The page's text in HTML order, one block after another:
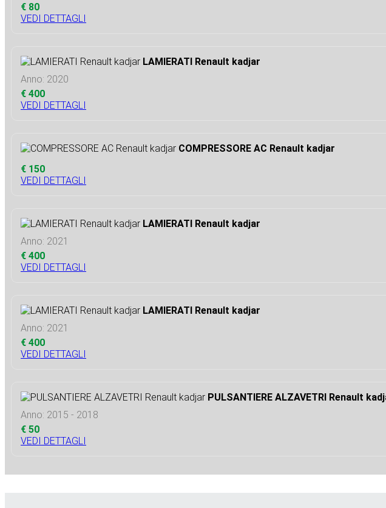
€ 80
VEDI DETTAGLI
LAMIERATI Renault kadjar
Anno: 2020
€ 400
VEDI DETTAGLI
COMPRESSORE AC Renault kadjar
€ 150
VEDI DETTAGLI
LAMIERATI Renault kadjar
Anno: 2021
€ 400
VEDI DETTAGLI
LAMIERATI Renault kadjar
Anno: 2021
€ 400
VEDI DETTAGLI
PULSANTIERE ALZAVETRI Renault
Anno: 2015 - 2018
€ 50
VEDI DETTAGLI